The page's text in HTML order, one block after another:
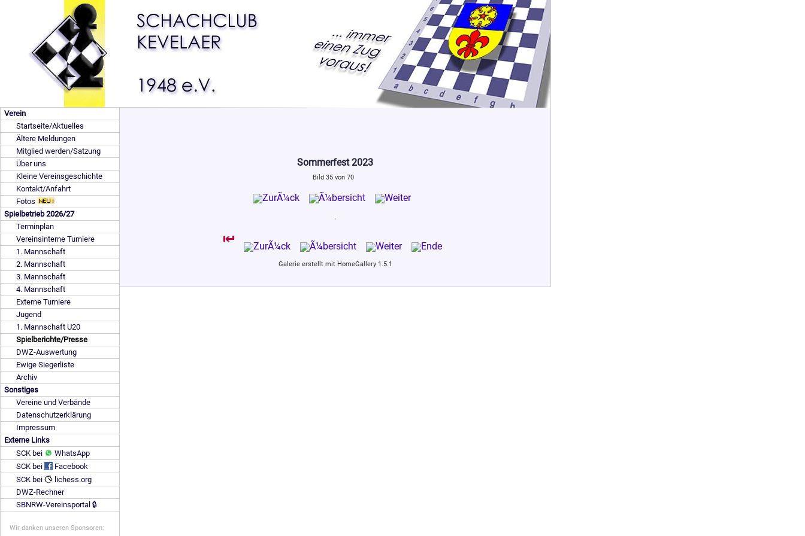
Verein
Startseite/Aktuelles
Ältere Meldungen
Mitglied werden/Satzung
Über uns
Kleine Vereinsgeschichte
Kontakt/Anfahrt
Fotos
Spielbetrieb 2026/27
Terminplan
Vereinsinterne Turniere
1. Mannschaft
2. Mannschaft
3. Mannschaft
4. Mannschaft
Externe Turniere
Jugend
1. Mannschaft U20
Spielberichte/Presse
DWZ-Auswertung
Ewige Siegerliste
Archiv
Sonstiges
Vereine und Verbände
Datenschutzerklärung
Impressum
Externe Links
SCK bei
WhatsApp
SCK bei
Facebook
SCK bei
lichess.org
DWZ-Rechner
SBNRW-Vereinsportal 🔒
Wir danken unseren Sponsoren:
Sommerfest 2023
Bild 35 von 70
Galerie erstellt mit HomeGallery 1.5.1